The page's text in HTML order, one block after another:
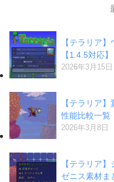
【テラリア
【1.4.5対応
2026年3月15日
【テラリア
性能比較一覧
2026年3月8日
【テラリア
ゼニス素材ま